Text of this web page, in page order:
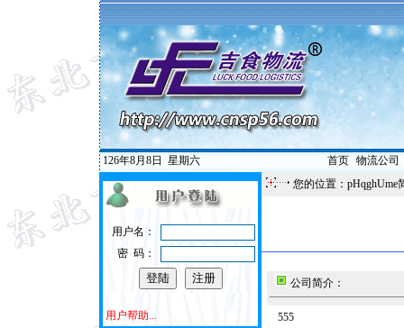
126年8月8日 星期六 首页| 物流公司
用户名：
密 码：
用户帮助...
您的位置：pHqghUme
公司简介：
555